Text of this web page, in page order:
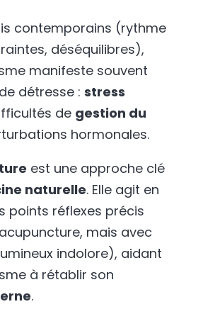
contemporains (rythme
déséquilibres),
manifeste souvent
détresse : stress
de gestion du
hormonales.
est une approche clé
naturelle. Elle agit en
points réflexes précis
mais avec
indolore), aidant
à rétablir son
.